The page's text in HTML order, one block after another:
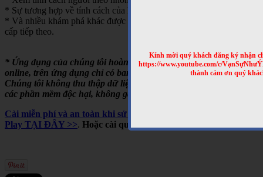
Kính mời quý khách đăng ký nhận
https://www.youtube.com/c/
thành cảm ơn quý
* Sự tương hợp về tính cách của hai người theo nhóm máu
* Và nhiều khám phá khác được cập nhật trong những bản nâng
cấp tiếp theo.
* Ứng dụng của chúng tôi hoàn toàn miễn phí, chạy offline hoặc
online, trên ứng dụng chỉ có banner quảng cáo của Google.
Chúng tôi không thu thập dữ liệu người dùng, không cài cắm
các phần mềm độc hại, không gây tốn pin,...
Cài miễn phí và an toàn khi sử dụng cho Android, trên Google
Play TẠI ĐÂY >>. Hoặc cài qua mã QRCODE sau